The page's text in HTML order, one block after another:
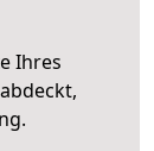
Ihres